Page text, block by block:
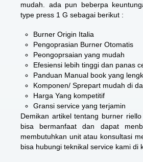
mudah. ada pun beberpa
type press 1 G sebagai berikut :
Burner Origin Italia
Pengoprasian Burner Otomatis
Peongoprsaian yang mudah
Efesiensi lebih tinggi dan panas
Panduan Manual book yang
Komponen/ Sprepart mudah di
Harga Yang kompetitif
Gransi service yang terjamin
Demikan artikel tentang burner
bisa bermanfaat dan dapat
membutuhkan unit atau konsultasi
bisa hubungi teknikal service kami di